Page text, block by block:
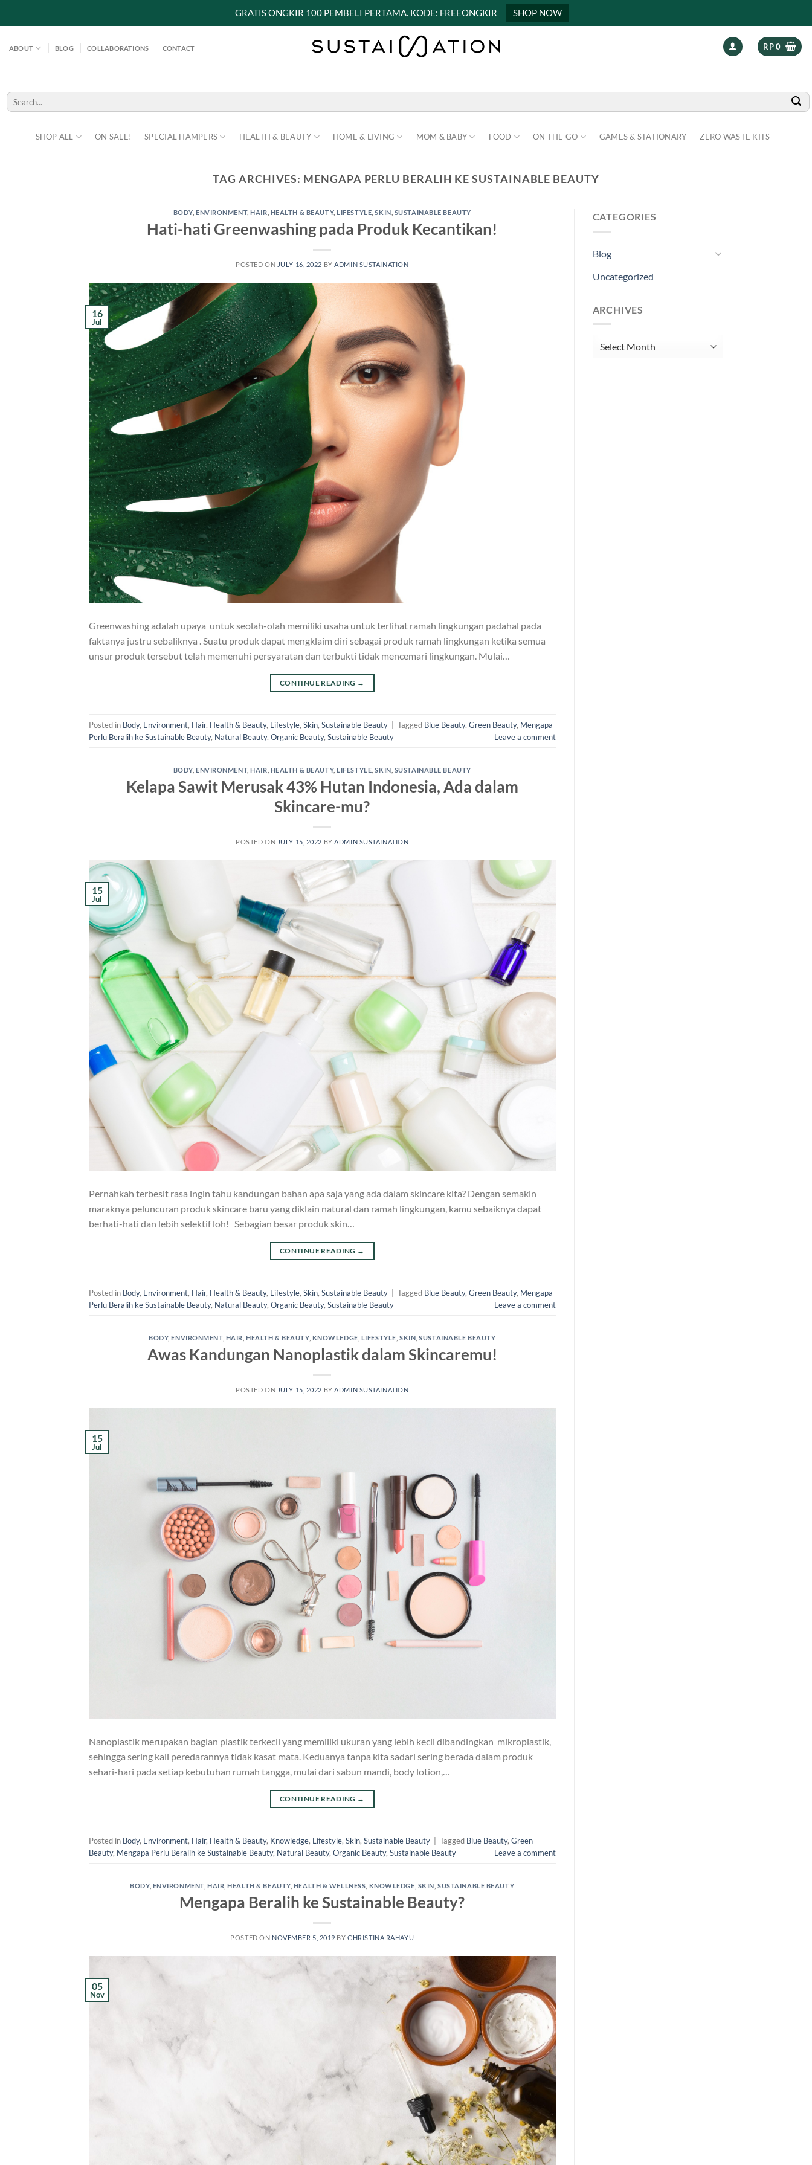
GRATIS ONGKIR 100 PEMBELI PERTAMA. KODE: FREEONGKIR SHOP NOW
ABOUT BLOG COLLABORATIONS CONTACT RP0
SHOP ALL ON SALE! SPECIAL HAMPERS HEALTH & BEAUTY HOME & LIVING MOM & BABY FOOD ON THE GO GAMES & STATIONARY ZERO WASTE KITS
Search
for:
TAG ARCHIVES: MENGAPA PERLU BERALIH KE SUSTAINABLE BEAUTY
BODY,ENVIRONMENT,HAIR HEALTH & BEAUTY,LIFESTYLE ,SKIN SUSTAINABLE BEAUTY
Hati-hati Greenwashing pada Produk Kecantikan!
POSTED ON JULY 16, 2022 BYADMIN SUSTAINATION
16
Jul
Greenwashing adalah upaya untuk seolah-olah memiliki usaha untuk terlihat ramah lingkungan padahal pada
faktanya justru sebaliknya . Suatu produk dapat mengklaim diri sebagai produk ramah lingkungan ketika semua
unsur produk tersebut telah memenuhi persyaratan dan terbukti tidak mencemari lingkungan. Mulai…
CONTINUE READING →
Posted in Body, Environment, Hair, Health & Beauty, Lifestyle, Skin, Sustainable Beauty Tagged Blue Beauty, Green Beauty, Mengapa
Perlu Beralih ke Sustainable Beauty, Natural Beauty, Organic Beauty, Sustainable Beauty Leave a comment
BODY,ENVIRONMENT,HAIR HEALTH & BEAUTY,LIFESTYLE ,SKIN SUSTAINABLE BEAUTY
Kelapa Sawit Merusak 43% Hutan Indonesia, Ada dalam
Skincare-mu?
POSTED ON JULY 15, 2022 BYADMIN SUSTAINATION
15
Jul
Pernahkah terbesit rasa ingin tahu kandungan bahan apa saja yang ada dalam skincare kita? Dengan semakin
maraknya peluncuran produk skincare baru yang diklain natural dan ramah lingkungan, kamu sebaiknya dapat
berhati-hati dan lebih selektif loh! Sebagian besar produk skin…
CONTINUE READING →
Posted in Body, Environment, Hair, Health & Beauty, Lifestyle, Skin, Sustainable Beauty Tagged Blue Beauty, Green Beauty, Mengapa
Perlu Beralih ke Sustainable Beauty, Natural Beauty, Organic Beauty, Sustainable Beauty Leave a comment
BODY,ENVIRONMENT, HAIR ,HEALTH & BEAUTY, KNOWLEDGE LIFESTYLE SKIN ,SUSTAINABLE BEAUTY
Awas Kandungan Nanoplastik dalam Skincaremu!
POSTED ON JULY 15, 2022 BYADMIN SUSTAINATION
15
Jul
Nanoplastik merupakan bagian plastik terkecil yang memiliki ukuran yang lebih kecil dibandingkan mikroplastik,
sehingga sering kali peredarannya tidak kasat mata. Keduanya tanpa kita sadari sering berada dalam produk
sehari-hari pada setiap kebutuhan rumah tangga, mulai dari sabun mandi, body lotion,…
CONTINUE READING →
Posted in Body, Environment, Hair, Health & Beauty, Knowledge, Lifestyle, Skin, Sustainable Beauty | Tagged Blue Beauty, Green
Beauty, Mengapa Perlu Beralih ke Sustainable Beauty, Natural Beauty, Organic Beauty, Sustainable Beauty Leave a comment
BODY, ENVIRONMENT, HAIR ,HEALTH & BEAUTY, HEALTH & WELLNESS KNOWLEDGE SKIN ,SUSTAINABLE BEAUTY
Mengapa Beralih ke Sustainable Beauty?
POSTED ON NOVEMBER 5, 2019 BYCHRISTINA RAHAYU
05
Nov
CATEGORIES
Blog
Uncategorized
ARCHIVES